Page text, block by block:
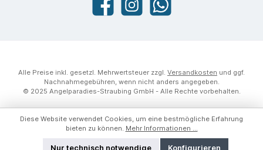
Facebook angelparadiesstraubing
WhatsApp
Alle Preise inkl. gesetzl. Mehrwertsteuer zzgl. Versandkosten und ggf.
Nachnahmegebühren, wenn nicht anders angegeben.
© 2025 Angelparadies-Straubing GmbH - Alle Rechte vorbehalten.
Diese Website verwendet Cookies, um eine bestmögliche Erfahrung
bieten zu können. Mehr Informationen ...
Nur technisch notwendige Konfigurieren